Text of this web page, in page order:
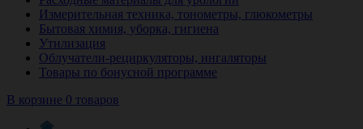
Измерительная техника, тонометры, глюкометры
Бытовая химия, уборка, гигиена
Утилизация
Облучатели-рециркуляторы, ингаляторы
Товары по бонусной программе
В корзине 0 товаров